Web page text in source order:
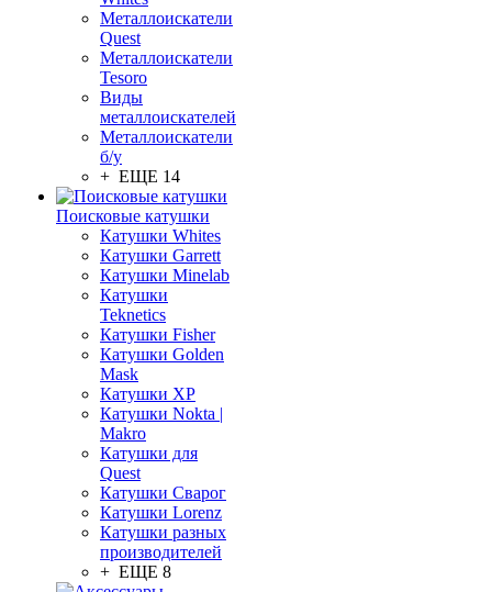
Металлоискатели
Quest
Металлоискатели
Tesoro
Виды
металлоискателей
Металлоискатели
б/у
+ ЕЩЕ 14
Поисковые катушки
Катушки Whites
Катушки Garrett
Катушки Minelab
Катушки
Teknetics
Катушки Fisher
Катушки Golden
Mask
Катушки XP
Катушки Nokta |
Makro
Катушки для
Quest
Катушки Сварог
Катушки Lorenz
Катушки разных
производителей
+ ЕЩЕ 8